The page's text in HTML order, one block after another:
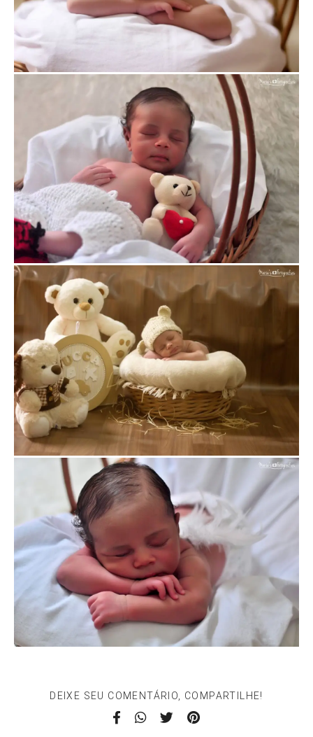
DEIXE SEU COMENTÁRIO, COMPARTILHE!